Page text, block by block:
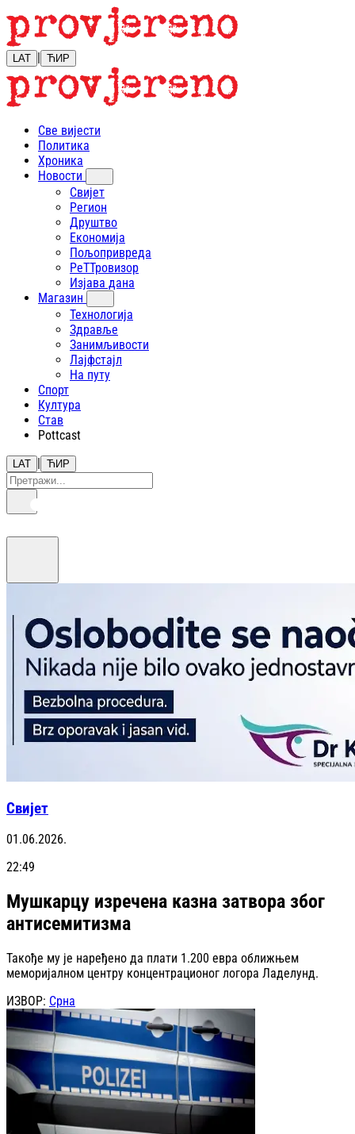
LAT | ЋИР
Све вијести
Политика
Хроника
Новости
Свијет
Регион
Друштво
Економија
Пољопривреда
РеТТровизор
Изјава дана
Магазин
Технологија
Здравље
Занимљивости
Лајфстajл
На путу
Спорт
Култура
Став
Pottcast
LAT | ЋИР
Свијет
01.06.2026.
22:49
Мушкарцу изречена казна затвора због
антисемитизма
Такође му је наређено да плати 1.200 евра оближњем
меморијалном центру концентрационог логора Ладелунд.
ИЗВОР: Срна